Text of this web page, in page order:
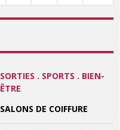
SORTIES . SPORTS . BIEN-
ÊTRE
SALONS DE COIFFURE